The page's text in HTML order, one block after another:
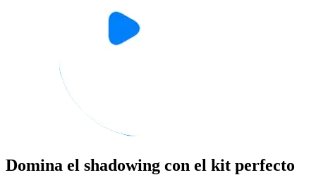
Domina el shadowing con el kit perfecto